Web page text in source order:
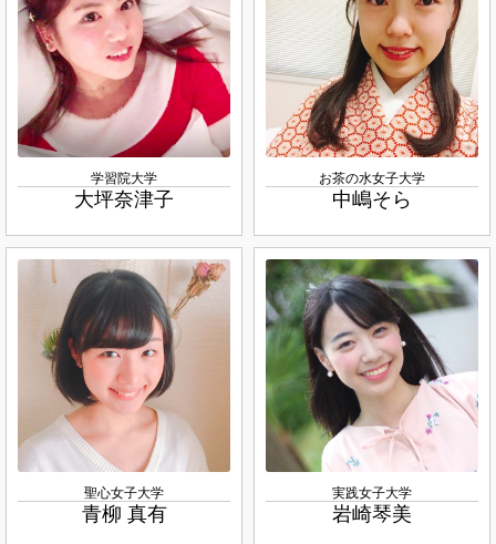
学習院大学
大坪奈津子
お茶の水女子大学
中嶋そら
聖心女子大学
青柳 真有
実践女子大学
岩崎琴美